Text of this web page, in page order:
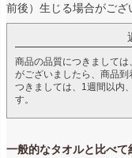
前後）生じる場合がござ
商品の品質につきまして
がございましたら、商品
つきましては、1週間以内
す。
一般的なタオルと比べて